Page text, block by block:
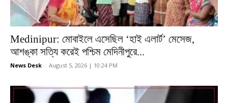
Medinipur: মোবাইলে এসেছিল ‘হাই এলার্ট’ মেসেজ,
আশঙ্কা সত্যি করেই পশ্চিম মেদিনীপুরে...
News Desk - August 5, 2026 | 10:24 PM